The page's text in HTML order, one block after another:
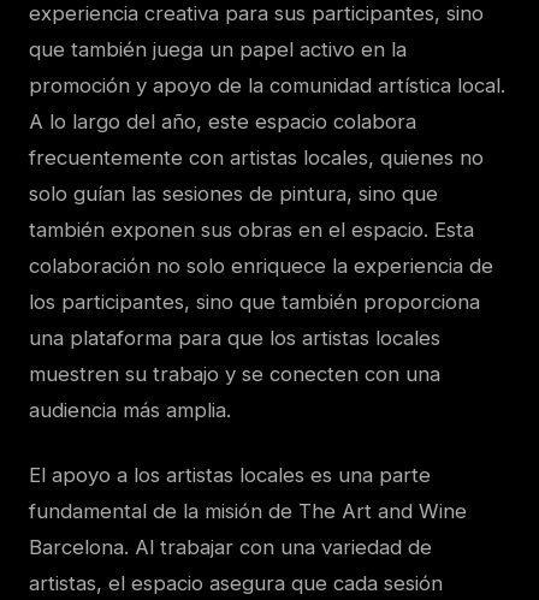
experiencia creativa para sus participantes, sino
que también juega un papel activo en la
promoción y apoyo de la comunidad artística local.
A lo largo del año, este espacio colabora
frecuentemente con artistas locales, quienes no
solo guían las sesiones de pintura, sino que
también exponen sus obras en el espacio. Esta
colaboración no solo enriquece la experiencia de
los participantes, sino que también proporciona
una plataforma para que los artistas locales
muestren su trabajo y se conecten con una
audiencia más amplia.
El apoyo a los artistas locales es una parte
fundamental de la misión de The Art and Wine
Barcelona. Al trabajar con una variedad de
artistas, el espacio asegura que cada sesión